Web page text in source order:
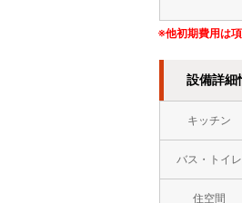
※他初期費用は
設備詳細
キッチン
バス・トイレ
住空間